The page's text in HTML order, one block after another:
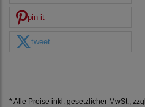
pin it
tweet
* Alle Preise inkl. gesetzlicher MwSt., zzgl.